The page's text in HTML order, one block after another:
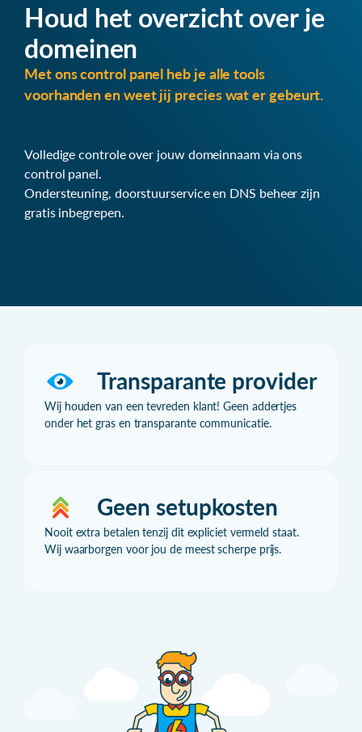
Houd het overzicht over je
domeinen
Met ons control panel heb je alle tools
voorhanden en weet jij precies wat er gebeurt.
Volledige controle over jouw domeinnaam via ons
control panel.
Ondersteuning, doorstuurservice en DNS beheer zijn
gratis inbegrepen.
Transparante provider
Wij houden van een tevreden klant! Geen addertjes
onder het gras en transparante communicatie.
Geen setupkosten
Nooit extra betalen tenzij dit expliciet vermeld staat.
Wij waarborgen voor jou de meest scherpe prijs.